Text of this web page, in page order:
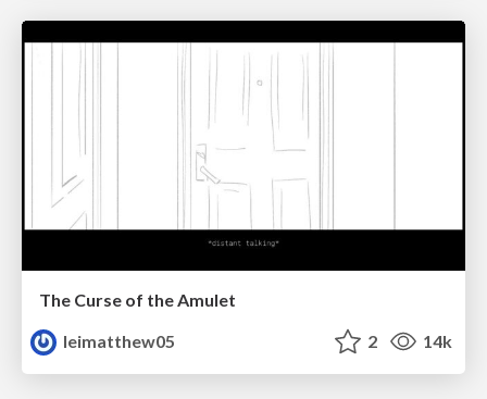
The Curse of the Amulet
leimatthew05
2 14k